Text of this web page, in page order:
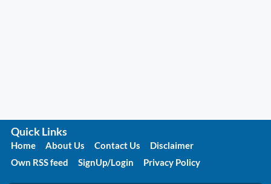
Quick Links
Home About Us Contact Us
Disclaimer
Own RSS feed
SignUp/Login Privacy Policy